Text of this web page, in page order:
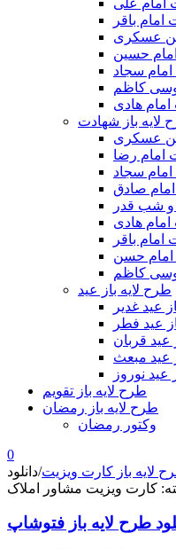
امام باقر
حسین
امام سجاد
کاظم
امام هادی
لایه باز شهادت
عسکری
امام رضا
سجاد
صادق
و شب قدر
هادی
امام باقر
امام حسن
کاظم
طرح لایه باز عید
عید غدیر
عید فطر
عید قربان
عید مبعث
عید نوروز
طرح لایه باز تقویم
طرح لایه باز رمضان
وکتور رمضان
0
لایه باز کارت ویزیت/دانلود
کارت ویزیت مشاور املاک
طرح لایه باز فتوشاپ